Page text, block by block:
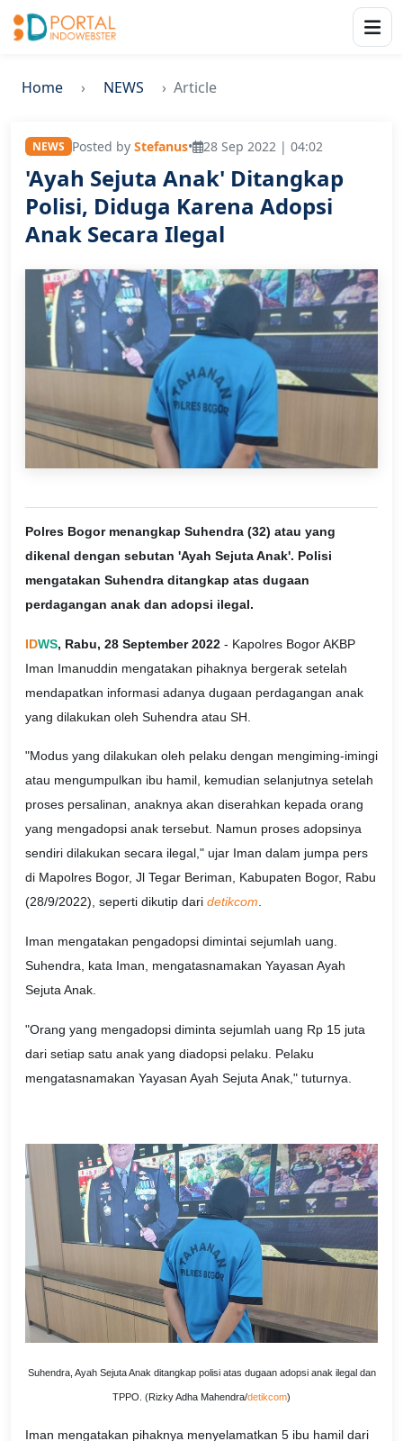
Home NEWS Article
NEWS Posted by Stefanus• 28 Sep 2022 | 04:02
'Ayah Sejuta Anak' Ditangkap
Polisi, Diduga Karena Adopsi
Anak Secara Ilegal
Polres Bogor menangkap Suhendra (32) atau yang
dikenal dengan sebutan 'Ayah Sejuta Anak'. Polisi
mengatakan Suhendra ditangkap atas dugaan
perdagangan anak dan adopsi ilegal.
IDWS, Rabu, 28 September 2022 - Kapolres Bogor AKBP
Iman Imanuddin mengatakan pihaknya bergerak setelah
mendapatkan informasi adanya dugaan perdagangan anak
yang dilakukan oleh Suhendra atau SH.
"Modus yang dilakukan oleh pelaku dengan mengiming-imingi
atau mengumpulkan ibu hamil, kemudian selanjutnya setelah
proses persalinan, anaknya akan diserahkan kepada orang
yang mengadopsi anak tersebut. Namun proses adopsinya
sendiri dilakukan secara ilegal," ujar Iman dalam jumpa pers
di Mapolres Bogor, Jl Tegar Beriman, Kabupaten Bogor, Rabu
(28/9/2022), seperti dikutip dari detikcom.
Iman mengatakan pengadopsi dimintai sejumlah uang.
Suhendra, kata Iman, mengatasnamakan Yayasan Ayah
Sejuta Anak.
"Orang yang mengadopsi diminta sejumlah uang Rp 15 juta
dari setiap satu anak yang diadopsi pelaku. Pelaku
mengatasnamakan Yayasan Ayah Sejuta Anak," tuturnya.
Suhendra, Ayah Sejuta Anak ditangkap polisi atas dugaan adopsi anak ilegal dan
TPPO. (Rizky Adha Mahendra/detikcom)
Iman mengatakan pihaknya menyelamatkan 5 ibu hamil dari